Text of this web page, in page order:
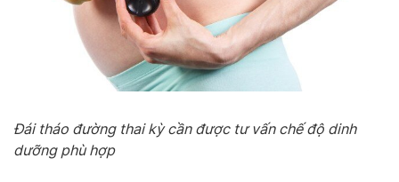
Đái tháo đường thai kỳ cần được tư vấn chế độ dinh
dưỡng phù hợp